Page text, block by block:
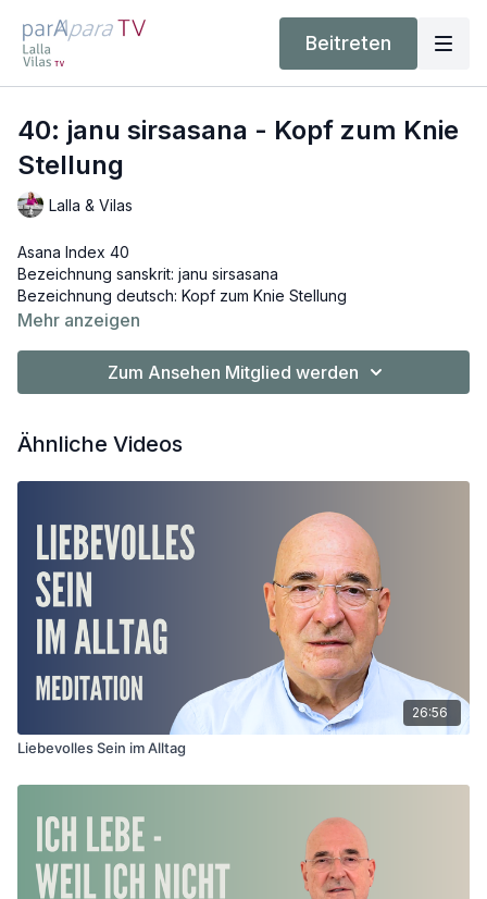
Beitreten
40: janu sirsasana - Kopf zum Knie
Stellung
Lalla & Vilas
Asana Index 40
Bezeichnung sanskrit: janu sirsasana
Bezeichnung deutsch: Kopf zum Knie Stellung
Lautschrift: jAnu shIrShAsana
Mehr anzeigen
Zum Ansehen Mitglied werden
Ähnliche Videos
26:56
Liebevolles Sein im Alltag